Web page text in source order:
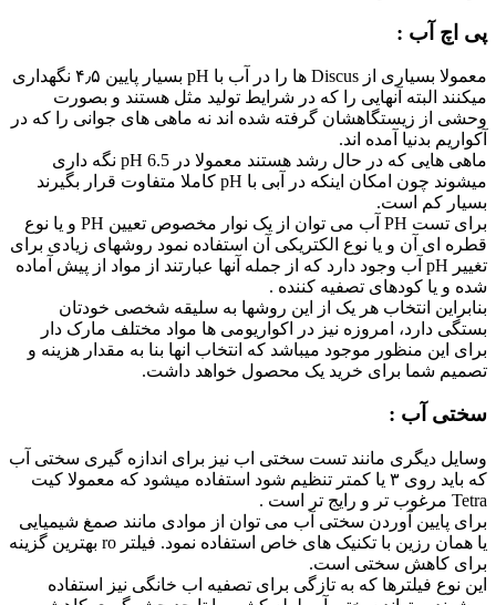
پی اچ آب :
معمولا بسیاری از Discus ها را در آب با pH بسیار پایین ۴٫۵ نگهداری
میکنند البته آنهایی را که در شرایط تولید مثل هستند و بصورت
وحشی از زیستگاهشان گرفته شده اند نه ماهی های جوانی را که در
آکواریم بدنیا آمده اند.
ماهی هایی که در حال رشد هستند معمولا در pH 6.5 نگه داری
میشوند چون امکان اینکه در آبی با pH کاملا متفاوت قرار بگیرند
بسیار کم است.
برای تست PH آب می توان از یک نوار مخصوص تعیین PH و یا نوع
قطره ای آن و یا نوع الکتریکی آن استفاده نمود روشهای زیادی برای
تغییر pH آب وجود دارد که از جمله آنها عبارتند از مواد از پیش آماده
شده و یا کودهای تصفیه کننده .
بنابراین انتخاب هر یک از این روشها به سلیقه شخصی خودتان
بستگی دارد، امروزه نیز در اکواریومی ها مواد مختلف مارک دار
برای این منظور موجود میباشد که انتخاب انها بنا به مقدار هزینه و
تصمیم شما برای خرید یک محصول خواهد داشت.
سختی آب :
وسایل دیگری مانند تست سختی اب نیز برای اندازه گیری سختی آب
که باید روی ۳ یا کمتر تنظیم شود استفاده میشود که معمولا کیت
Tetra مرغوب تر و رایج تر است .
برای پایین آوردن سختی آب می توان از موادی مانند صمغ شیمیایی
یا همان رزین با تکنیک های خاص استفاده نمود. فیلتر ro بهترین گزینه
برای کاهش سختی است.
این نوع فیلترها که به تازگی برای تصفیه اب خانگی نیز استفاده